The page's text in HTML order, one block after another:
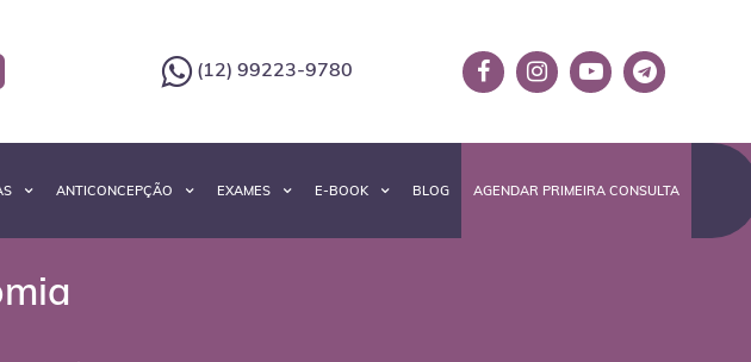
(12) 99223-9780
ANTICONCEPÇÃO EXAMES E-BOOK BLOG AGENDAR PRIMEIRA CONSULTA